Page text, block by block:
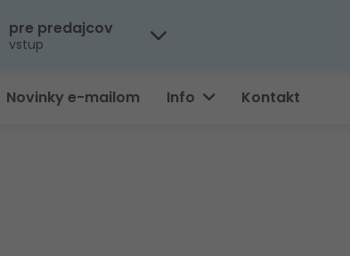
pre predajcov
vstup
Novinky e-mailom Info Kontakt